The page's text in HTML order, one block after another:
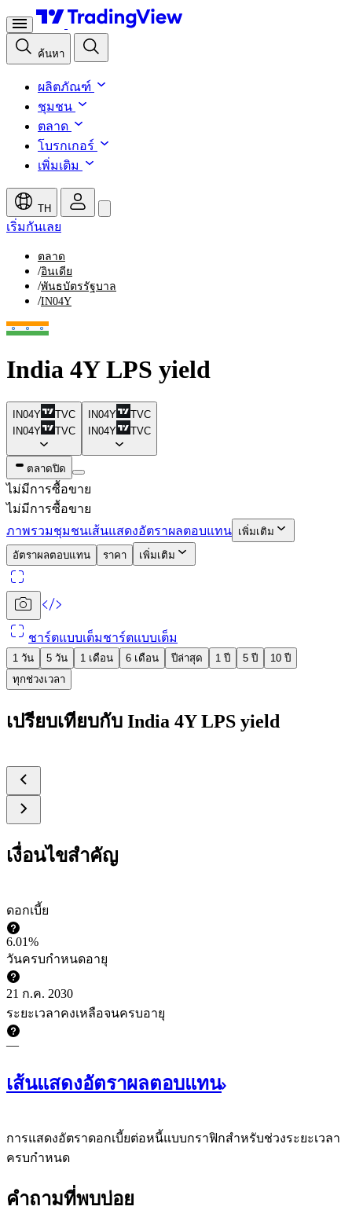
ค้นหา
ผลิตภัณฑ์
ชุมชน
ตลาด
โบรกเกอร์
เพิ่มเติม
TH
เริ่มกันเลย
ตลาด
/อินเดีย
/พันธบัตรรัฐบาล
/IN04Y
India 4Y LPS yield
IN04Y
TVC
IN04Y
TVC
IN04Y
TVC
IN04Y
TVC
ตลาดปิด
ไม่มีการซื้อขาย
ไม่มีการซื้อขาย
ภาพรวมชุมชนเส้นแสดงอัตราผลตอบแทน เพิ่มเติม
อัตราผลตอบแทน
ราคา เพิ่มเติม
ชาร์ตแบบเต็มชาร์ตแบบเต็ม
1 วัน 5 วัน 1 เดือน 6 เดือน ปีล่าสุด 1 ปี 5 ปี
10 ปี
ทุกช่วงเวลา
เปรียบเทียบกับ India 4Y LPS yield
เงื่อนไขสำคัญ
ดอกเบี้ย
6.01%
วันครบกำหนดอายุ
21 ก.ค. 2030
ระยะเวลาคงเหลือจนครบอายุ
—
เส้นแสดงอัตราผลตอบแทน
การแสดงอัตราดอกเบี้ยต่อหนี้แบบกราฟิกสำหรับช่วงระยะเวลา
ครบกำหนด
คำถามที่พบบ่อย